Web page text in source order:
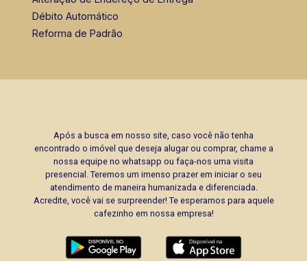
Débito Automático
Reforma de Padrão
Após a busca em nosso site, caso você não tenha
encontrado o imóvel que deseja alugar ou comprar, chame a
nossa equipe no whatsapp ou faça-nos uma visita
presencial. Teremos um imenso prazer em iniciar o seu
atendimento de maneira humanizada e diferenciada.
Acredite, você vai se surpreender! Te esperamos para aquele
cafezinho em nossa empresa!